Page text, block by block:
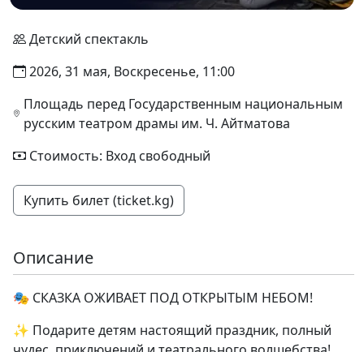
Детский спектакль
2026, 31 мая, Воскресенье, 11:00
Площадь перед Государственным национальным
русским театром драмы им. Ч. Айтматова
Стоимость: Вход свободный
Купить билет (ticket.kg)
Описание
🎭 СКАЗКА ОЖИВАЕТ ПОД ОТКРЫТЫМ НЕБОМ!
✨ Подарите детям настоящий праздник, полный